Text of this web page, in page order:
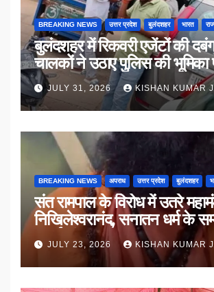
BREAKING NEWS उत्तर प्रदेश बुलंदशहर भारत
बुलंदशहर में रिकवरी एजेंटों की दबंगई, वाहन
चालकों ने उठाए पुलिस की भूमिका
JULY 31, 2026 KISHAN KUMAR
BREAKING NEWS अपराध उत्तर प्रदेश बुलंदशहर
संत रामपाल के विरोध में उतरे
निखिलेश्वरानंद, सनातन धर्म के
उठाई मांग
JULY 23, 2026 KISHAN KUMAR